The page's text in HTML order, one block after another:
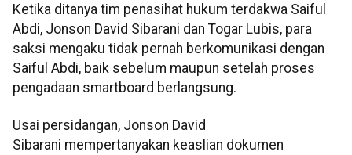
Ketika ditanya tim penasihat hukum terdakwa Saiful
Abdi, Jonson David Sibarani dan Togar Lubis, para
saksi mengaku tidak pernah berkomunikasi dengan
Saiful Abdi, baik sebelum maupun setelah proses
pengadaan smartboard berlangsung.
Usai persidangan, Jonson David
Sibarani mempertanyakan keaslian dokumen